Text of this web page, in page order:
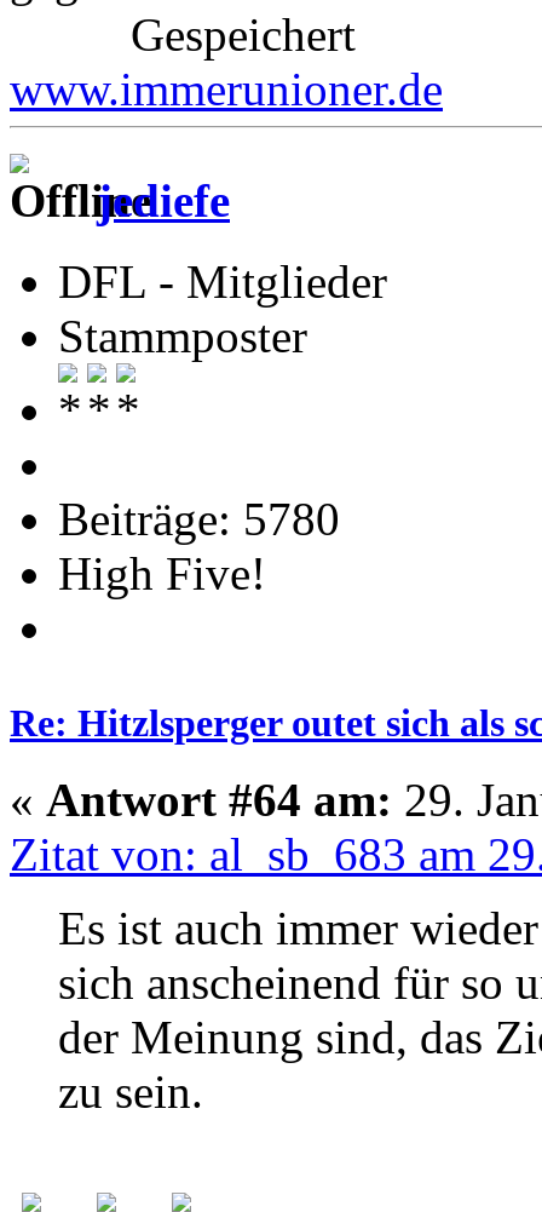
Gespeichert
www.immerunioner.de
jediefe
DFL - Mitglieder
Stammposter
Beiträge: 5780
High Five!
Re: Hitzlsperger outet sich als
« Antwort #64 am: 29.
Zitat von: al_sb_683 am
Es ist auch immer
sich anscheinend für so
der Meinung sind, das
zu sein.